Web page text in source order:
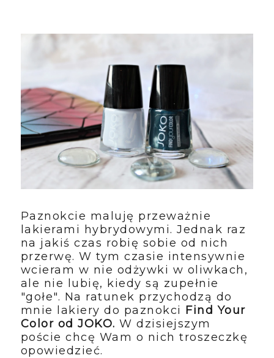
Paznokcie maluję przeważnie
lakierami hybrydowymi. Jednak raz
na jakiś czas robię sobie od nich
przerwę. W tym czasie intensywnie
wcieram w nie odżywki w oliwkach,
ale nie lubię, kiedy są zupełnie
"gołe". Na ratunek przychodzą do
mnie lakiery do paznokci Find Your
Color od JOKO.W dzisiejszym
poście chcę Wam o nich troszeczkę
opowiedzieć.